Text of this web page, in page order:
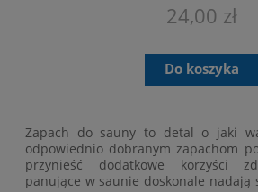
24,00 zł
Do koszyka
Zapach do sauny to detal o jaki
odpowiednio dobranym zapachom
przynieść dodatkowe korzyści
panujące w saunie doskonale nadają